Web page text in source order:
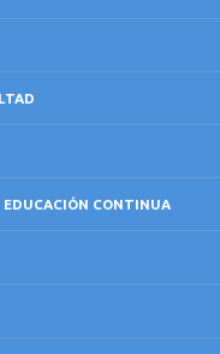
EDUCACIÓN CONTINUA